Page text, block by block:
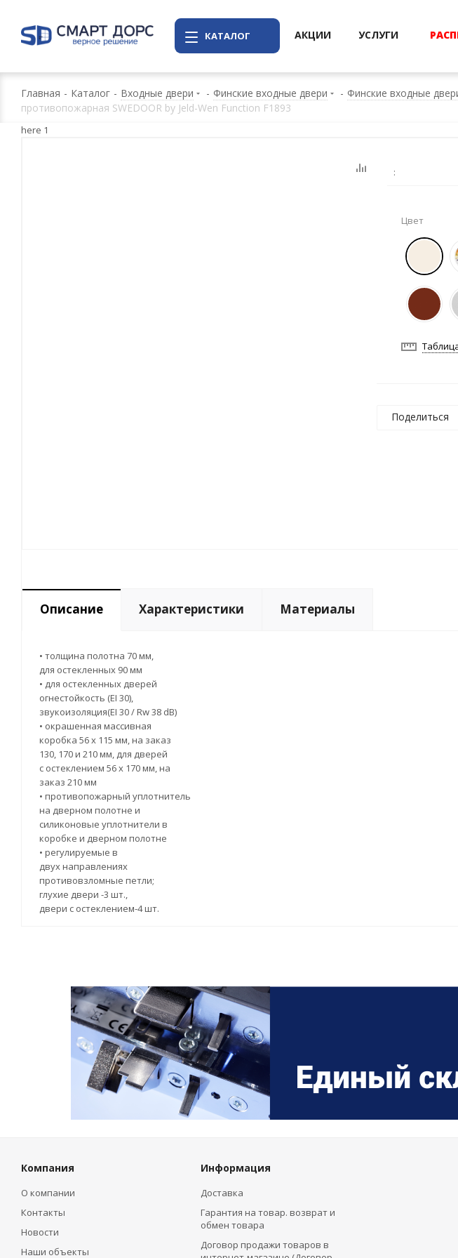
КАТАЛОГ АКЦИИ УСЛУГИ
Главная - Каталог - Входные двери - Финские входные двери - Финские входные
противопожарная SWEDOOR by Jeld-Wen Function F1893
here 1
:
Цвет
Поделиться
Описание Характеристики Материалы
• толщина полотна 70 мм,
для остекленных 90 мм
• для остекленных дверей
огнестойкость (EI 30),
звукоизоляция(EI 30 / Rw 38 dB)
• окрашенная массивная
коробка 56 x 115 мм, на заказ
130, 170 и 210 мм, для дверей
с остеклением 56 x 170 мм, на
заказ 210 мм
• противопожарный уплотнитель
на дверном полотне и
силиконовые уплотнители в
коробке и дверном полотне
• регулируемые в
двух направлениях
противовзломные петли;
глухие двери -3 шт.,
двери с остеклением-4 шт.
Компания
О компании
Контакты
Новости
Наши объекты
Информация
Доставка
Гарантия на товар. возврат и
обмен товара
Договор продажи товаров в